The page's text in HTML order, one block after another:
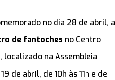
no dia 28 de abril, a
de fantoches no Centro
localizado na Assembleia
de abril, de 10h às 11h e de